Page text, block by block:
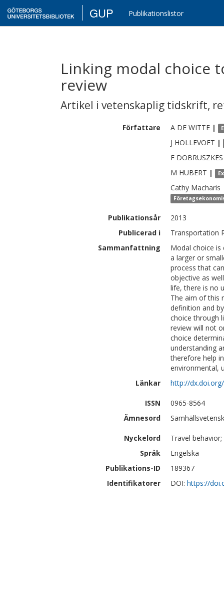
GUP Publikationslistor
Linking modal choice
review
Artikel i vetenskaplig tidskrift,
Författare A DE WITTE |
J HOLLEVOET |
F DOBRUSZKES
M HUBERT |
Cathy Macharis
Publikationsår
2013
Publicerad i
Transportation
Sammanfattning
Modal choice
a larger or
process that
objective as
life, there is no
The aim of this
definition and
choice through
review will not
choice
understanding
therefore help
environmental,
Länkar
http://
ISSN
0965-8564
Ämnesord
Nyckelord
Travel
Språk
Engelska
Publikations-ID
189367
Identifikatorer
DOI: https://